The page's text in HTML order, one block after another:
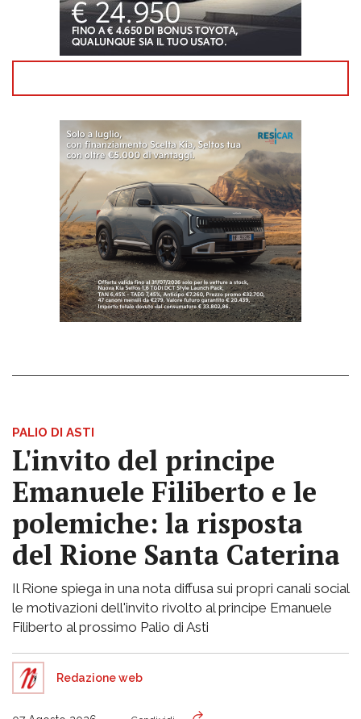
PALIO DI ASTI
L'invito del principe
Emanuele Filiberto e le
polemiche: la risposta
del Rione Santa Caterina
Il Rione spiega in una nota diffusa sui propri canali social
le motivazioni dell'invito rivolto al principe Emanuele
Filiberto al prossimo Palio di Asti
Redazione web